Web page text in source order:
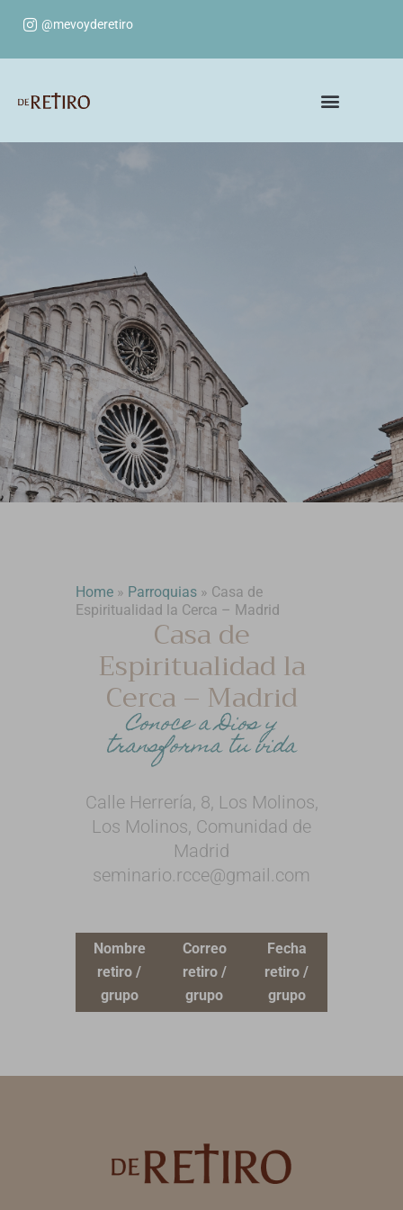
@mevoyderetiro
Home » Parroquias » Casa de
Espiritualidad la Cerca – Madrid
Casa de
Espiritualidad la
Cerca – Madrid
Conoce a Dios y
transforma tu vida
Calle Herrería, 8, Los Molinos,
Los Molinos, Comunidad de
Madrid
seminario.rcce@gmail.com
Nombre
retiro /
grupo
Correo
retiro /
grupo
Fecha
retiro /
grupo